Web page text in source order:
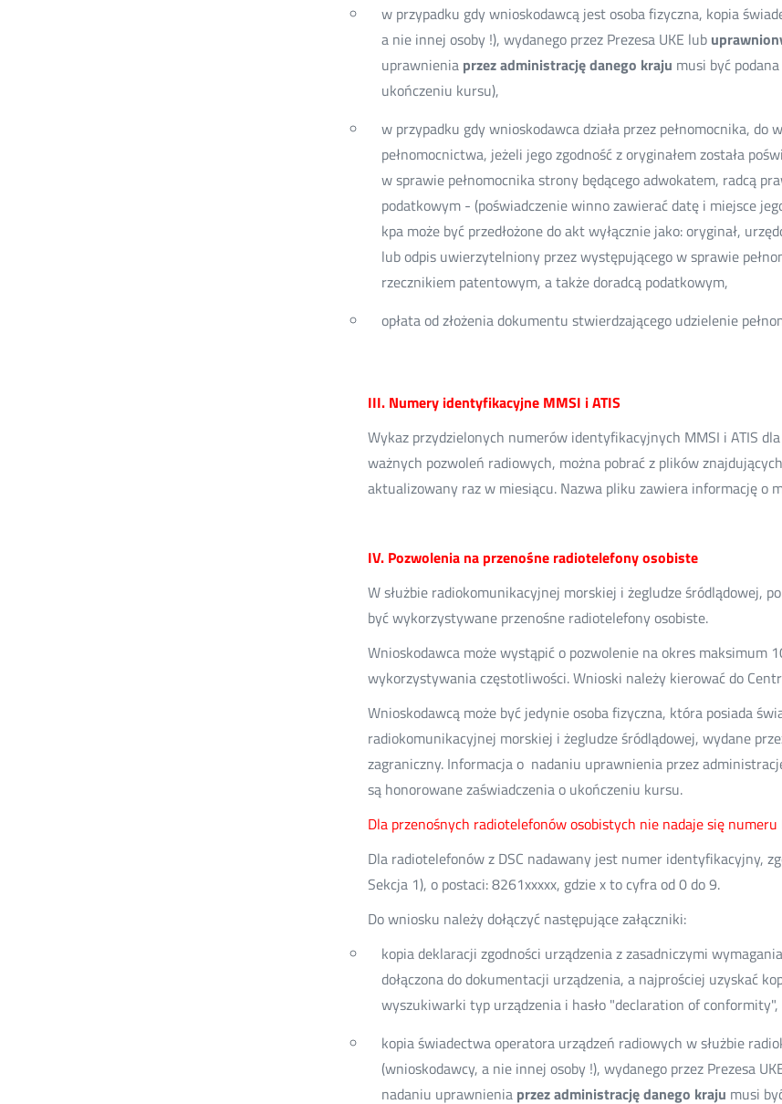
w przypadku gdy wnioskodawcą jest osoba fizyczna, kopia
a nie innej osoby !), wydanego przez Prezesa UKE lub
uprawnienia przez administrację danego kraju musi być
ukończeniu kursu),
w przypadku gdy wnioskodawca działa przez pełnomocnika, do
pełnomocnictwa, jeżeli jego zgodność z oryginałem została
w sprawie pełnomocnika strony będącego adwokatem, radcą
podatkowym - (poświadczenie winno zawierać datę i miejsce
kpa może być przedłożone do akt wyłącznie jako: oryginał,
lub odpis uwierzytelniony przez występującego w sprawie
rzecznikiem patentowym, a także doradcą podatkowym,
opłata od złożenia dokumentu stwierdzającego udzielenie
III. Numery identyfikacyjne MMSI i ATIS
Wykaz przydzielonych numerów identyfikacyjnych MMSI i ATIS
ważnych pozwoleń radiowych, można pobrać z plików
aktualizowany raz w miesiącu. Nazwa pliku zawiera informację o
IV. Pozwolenia na przenośne radiotelefony osobiste
W służbie radiokomunikacyjnej morskiej i żegludze śródlądowej,
być wykorzystywane przenośne radiotelefony osobiste.
Wnioskodawca może wystąpić o pozwolenie na okres maksimum
wykorzystywania częstotliwości. Wnioski należy kierować do
Wnioskodawcą może być jedynie osoba fizyczna, która posiada
radiokomunikacyjnej morskiej i żegludze śródlądowej, wydane
zagraniczny. Informacja o nadaniu uprawnienia przez
są honorowane zaświadczenia o ukończeniu kursu.
Dla przenośnych radiotelefonów osobistych nie nadaje się numeru
Dla radiotelefonów z DSC nadawany jest numer identyfikacyjny,
Sekcja 1), o postaci: 8261xxxxx, gdzie x to cyfra od 0 do 9.
Do wniosku należy dołączyć następujące załączniki:
kopia deklaracji zgodności urządzenia z zasadniczymi
dołączona do dokumentacji urządzenia, a najprościej uzyskać
wyszukiwarki typ urządzenia i hasło "declaration of conformity",
kopia świadectwa operatora urządzeń radiowych w służbie
(wnioskodawcy, a nie innej osoby !), wydanego przez Prezesa
nadaniu uprawnienia przez administrację danego kraju musi